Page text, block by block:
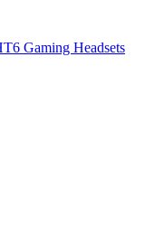
Gaming Headsets